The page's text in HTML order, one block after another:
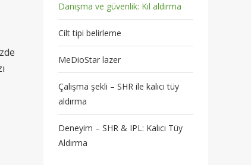
Danışma ve güvenlik: Kıl aldırma
Cilt tipi belirleme
MeDioStar lazer
Çalışma şekli – SHR ile kalıcı tüy
aldırma
Deneyim – SHR & IPL: Kalıcı Tüy
Aldırma